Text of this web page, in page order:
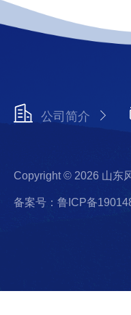
公司简介
Copyright © 2026 山东
备案号：鲁ICP备